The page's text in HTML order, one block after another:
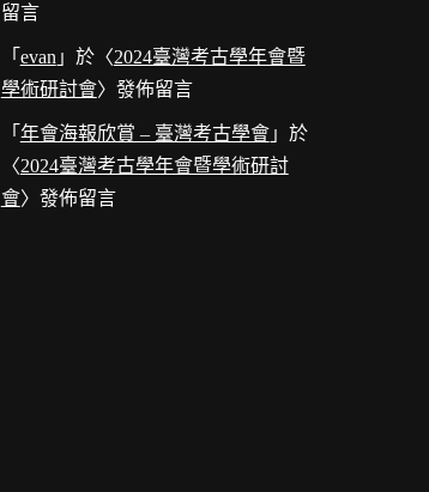
留言
「 evan 」於〈2024臺灣考古學年會暨
學術研討會〉發佈留言
「 年會海報欣賞 – 臺灣考古學會」於
〈2024臺灣考古學年會暨學術研討
會〉發佈留言